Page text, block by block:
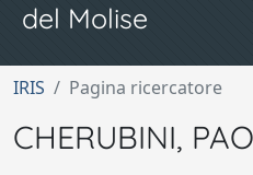
del Molise
IRIS Pagina ricercatore
CHERUBINI,